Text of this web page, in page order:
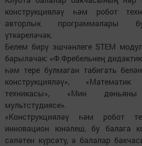
конструкцияләү һәм робот
авторлык программалары
үткәреләчәк.
Белем бирү эшчәнлеге STEM
барылачак: «Ф.Фребельнең
һәм тере булмаган табигать
конструкцияләү»,
техникасы», «Мин
мультстудиясе».
«Конструкцияләү һәм робот
инновацион юнәлеш, бу балага
сәләтен күрсәтү, ә балалар